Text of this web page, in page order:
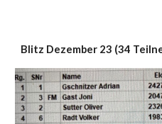
Blitz Dezember 23 (34